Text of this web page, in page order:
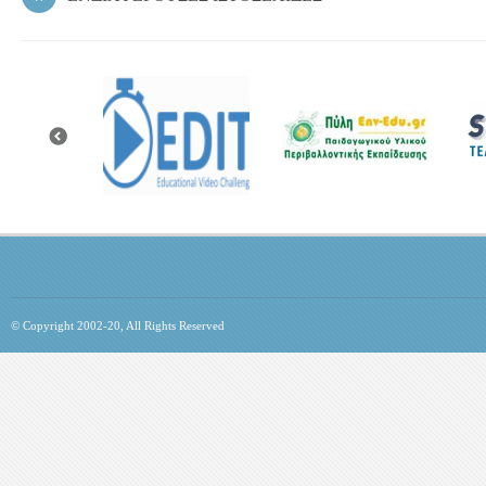
© Copyright 2002-20, All Rights Reserved